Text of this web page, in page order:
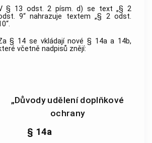
§ 13 odst. 2 písm. d) se text „§ 2
9“ nahrazuje textem „§ 2 odst.
§ 14 se vkládají nové § 14a a 14b,
včetně nadpisů znějí:
„Důvody udělení doplňkové
ochrany
§ 14a